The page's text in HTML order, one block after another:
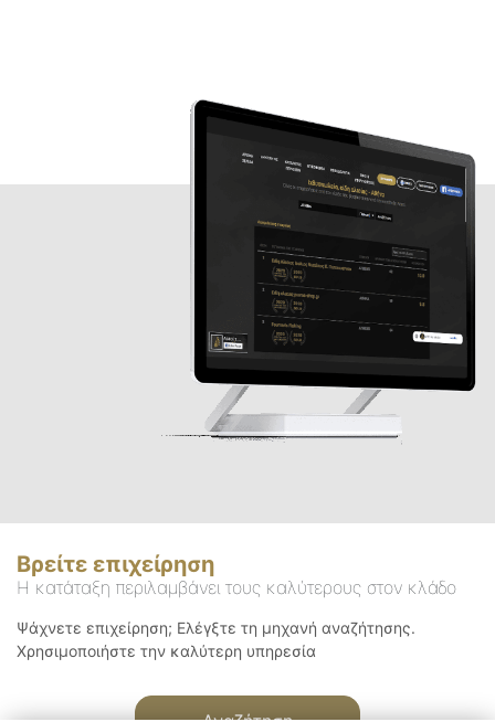
Βρείτε επιχείρηση
Η κατάταξη περιλαμβάνει τους καλύτερους στον κλάδο
Ψάχνετε επιχείρηση; Ελέγξτε τη μηχανή αναζήτησης.
Χρησιμοποιήστε την καλύτερη υπηρεσία